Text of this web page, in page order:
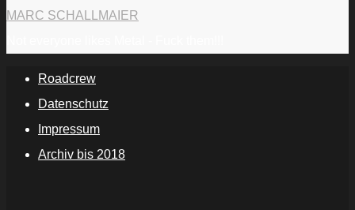
MARC SCHALLMAIER
Roadcrew
Datenschutz
Impressum
Archiv bis 2018